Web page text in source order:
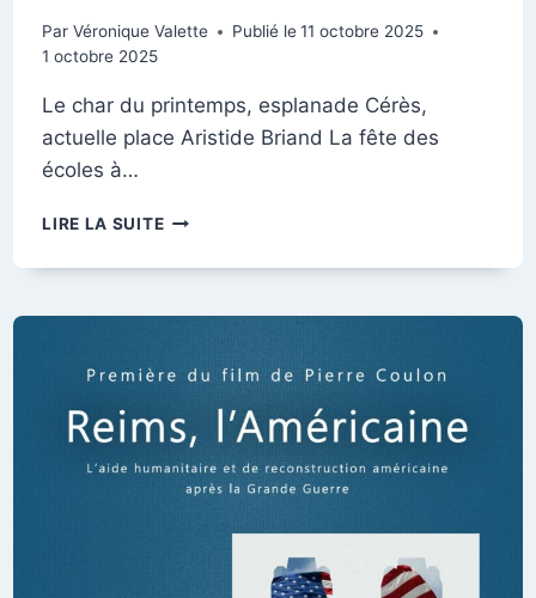
Par Véronique Valette Publié le 11 octobre 2025
1 octobre 2025
Le char du printemps, esplanade Cérès,
actuelle place Aristide Briand La fête des
écoles à…
LIRE LA SUITELA
DES
EN